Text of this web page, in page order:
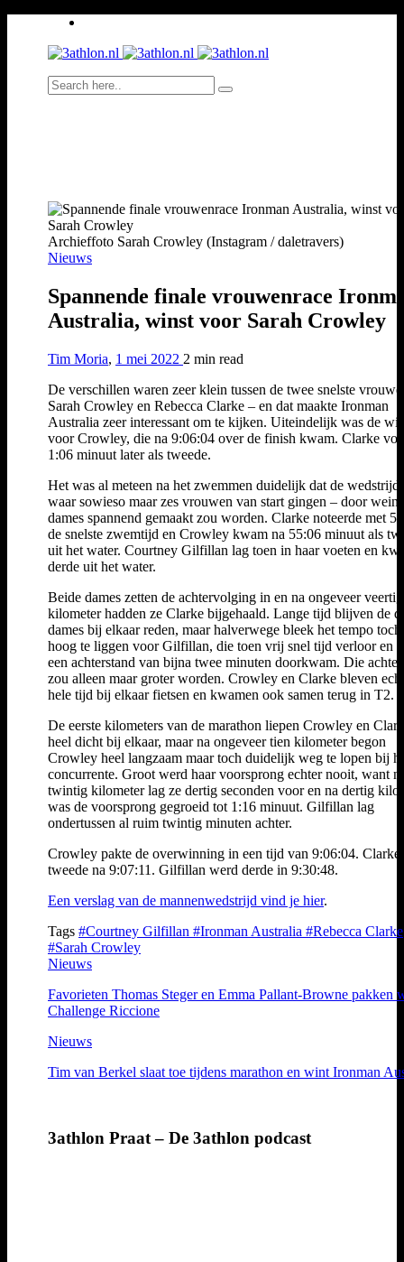
Archieffoto Sarah Crowley (Instagram / daletravers)
Nieuws
Spannende finale vrouwenrace
Australia, winst voor Sarah Crowley
Tim Moria, 1 mei 2022 2 min read
De verschillen waren zeer klein tussen de twee snelste
Sarah Crowley en Rebecca Clarke – en dat maakte Ironman
Australia zeer interessant om te kijken. Uiteindelijk was de
voor Crowley, die na 9:06:04 over de finish kwam. Clarke
1:06 minuut later als tweede.
Het was al meteen na het zwemmen duidelijk dat de wedstrijd
waar sowieso maar zes vrouwen van start gingen – door
dames spannend gemaakt zou worden. Clarke noteerde met
de snelste zwemtijd en Crowley kwam na 55:06 minuut als
uit het water. Courtney Gilfillan lag toen in haar voeten en
derde uit het water.
Beide dames zetten de achtervolging in en na ongeveer veertig
kilometer hadden ze Clarke bijgehaald. Lange tijd blijven de
dames bij elkaar reden, maar halverwege bleek het tempo toch
hoog te liggen voor Gilfillan, die toen vrij snel tijd verloor en
een achterstand van bijna twee minuten doorkwam. Die
zou alleen maar groter worden. Crowley en Clarke bleven
hele tijd bij elkaar fietsen en kwamen ook samen terug in T2.
De eerste kilometers van de marathon liepen Crowley en
heel dicht bij elkaar, maar na ongeveer tien kilometer begon
Crowley heel langzaam maar toch duidelijk weg te lopen bij
concurrente. Groot werd haar voorsprong echter nooit, want
twintig kilometer lag ze dertig seconden voor en na dertig
was de voorsprong gegroeid tot 1:16 minuut. Gilfillan lag
ondertussen al ruim twintig minuten achter.
Crowley pakte de overwinning in een tijd van 9:06:04. Clarke
tweede na 9:07:11. Gilfillan werd derde in 9:30:48.
Een verslag van de mannenwedstrijd vind je hier.
Tags #Courtney Gilfillan #Ironman Australia #Rebecca Clarke
#Sarah Crowley
Nieuws
Favorieten Thomas Steger en Emma Pallant-Browne pakken
Challenge Riccione
Nieuws
Tim van Berkel slaat toe tijdens marathon en wint Ironman
3athlon Praat – De 3athlon podcast